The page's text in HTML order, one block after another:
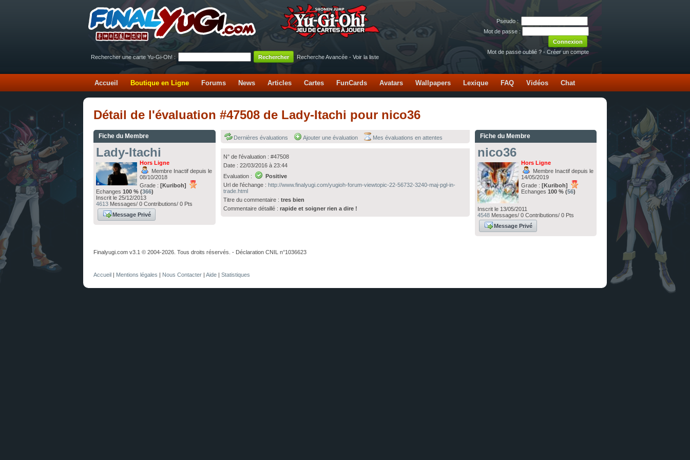
Pseudo :
Mot de passe :
Mot de passe oublié ? - Créer un compte
Rechercher une carte Yu-Gi-Oh! :
Recherche Avancée - Voir la liste
Accueil Boutique en Ligne Forums News Articles Cartes FunCards Avatars Wallpapers Lexique FAQ Vidéos Chat
Détail de l'évaluation #47508 de Lady-Itachi pour nico36
Fiche du Membre
Lady-Itachi
Hors Ligne
Membre Inactif depuis le
08/10/2018
Grade : [Kuriboh]
Echanges 100 % (366)
Inscrit le 25/12/2013
4613 Messages/ 0 Contributions/ 0 Pts
Message Privé
Dernières évaluations Ajouter une évaluation Mes évaluations en attentes
N° de l'évaluation : #47508
Date : 22/03/2016 à 23:44
Evaluation :
Positive
Url de l'échange : http://www.finalyugi.com/yugioh-forum-viewtopic-22-56732-3240-maj-pgl-in-
trade.html
Titre du commentaire : tres bien
Commentaire détaillé : rapide et soigner rien a dire !
Fiche du Membre
nico36
Hors Ligne
Membre Inactif depuis le
14/05/2019
Grade : [Kuriboh]
Echanges 100 % (56)
Inscrit le 13/05/2011
4548Messages/ 0 Contributions/ 0 Pts
Message Privé
Finalyugi.com v3.1 © 2004-2026. Tous droits réservés. - Déclaration CNIL n°1036623
Accueil | Mentions légales | Nous Contacter | Aide | Statistiques